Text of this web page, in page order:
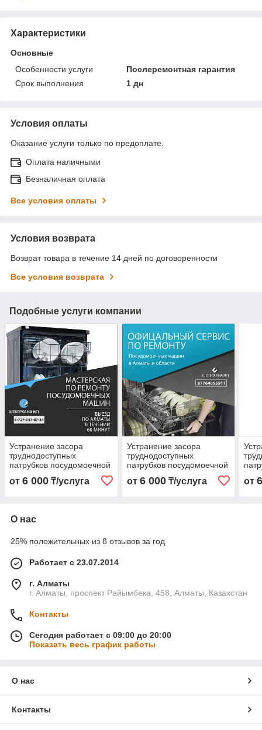
Характеристики
Основные
Особенности услуги
Послеремонтная гарантия
Срок выполнения
1 дн
Условия оплаты
Оказание услуги только по предоплате.
Оплата наличными
Безналичная оплата
Все условия оплаты
Условия возврата
Возврат товара в течение 14 дней по договоренности
Все условия возврата
Подобные услуги компании
Устранение засора
труднодоступных
патрубков посудомоечной
машины Samsung
от 6 000 ₸/услуга
Устранение засора
труднодоступных
патрубков посудомоечной
машины Siemens
от 6 000₸/услуга от
О нас
25% положительных из 8 отзывов за год
Работает с 23.07.2014
г. Алматы
г. Алматы, проспект Райымбека, 458, Алматы, Казахстан
Контакты
Сегодня работает с 09:00 до 20:00
Показать весь график работы
О нас
Контакты